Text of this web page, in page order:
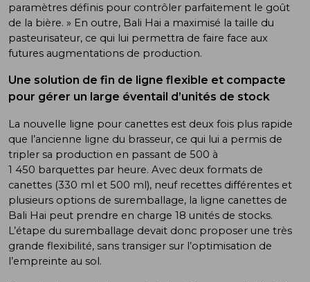
paramètres définis pour contrôler parfaitement le goût
de la bière. » En outre, Bali Hai a maximisé la taille du
pasteurisateur, ce qui lui permettra de faire face aux
futures augmentations de production.
Une solution de fin de ligne flexible et compacte
pour gérer un large éventail d’unités de stock
La nouvelle ligne pour canettes est deux fois plus rapide
que l’ancienne ligne du brasseur, ce qui lui a permis de
tripler sa production en passant de 500 à
1 450 barquettes par heure. Avec deux formats de
canettes (330 ml et 500 ml), neuf recettes différentes et
plusieurs options de suremballage, la ligne canettes de
Bali Hai peut prendre en charge 18 unités de stocks.
L’étape du suremballage devait donc proposer une très
grande flexibilité, sans transiger sur l’optimisation de
l’empreinte au sol.